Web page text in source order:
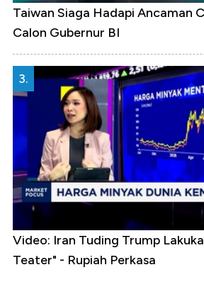
Taiwan Siaga Hadapi Ancaman
Calon Gubernur BI
3.
Video: Iran Tuding Trump
Teater" - Rupiah Perkasa